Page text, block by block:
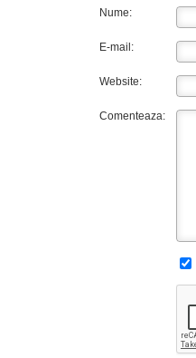
Nume:
E-mail:
Website:
Comenteaza: